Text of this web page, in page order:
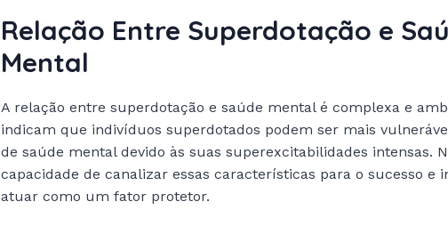
Relação Entre Superdotação e
Mental
A relação entre superdotação e saúde mental é complexa e
indicam que indivíduos superdotados podem ser mais
de saúde mental devido às suas superexcitabilidades intensas.
capacidade de canalizar essas características para o sucesso e
atuar como um fator protetor.